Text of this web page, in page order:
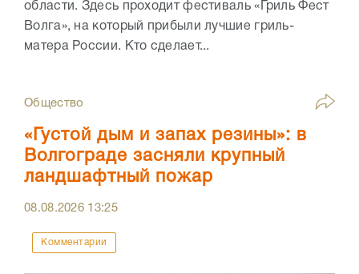
области. Здесь проходит фестиваль «Гриль Фест
Волга», на который прибыли лучшие гриль-
матера России. Кто сделает...
Общество
«Густой дым и запах резины»: в
Волгограде засняли крупный
ландшафтный пожар
08.08.2026 13:25
Комментарии